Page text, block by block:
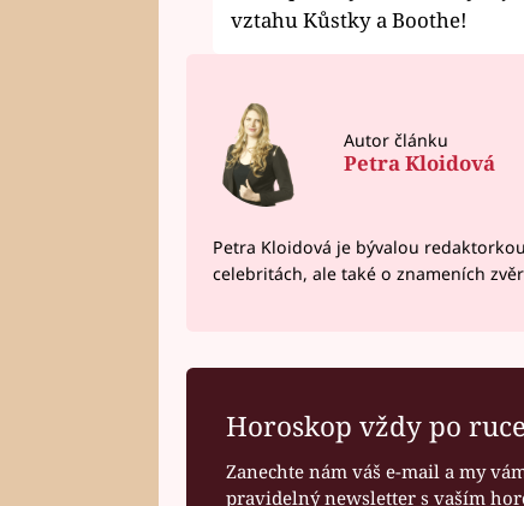
vztahu Kůstky a Boothe!
Autor článku
Petra Kloidová
Petra Kloidová je bývalou
celebritách, ale také o znameních
Horoskop vždy po ruce
Zanechte nám váš e-mail a my
pravidelný newsletter s vaším